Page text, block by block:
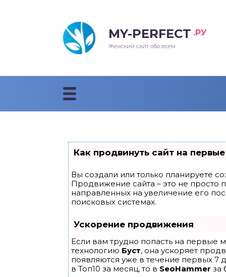
MY-PERFECT .РУ
Женский сайт обо всем
Как продвинуть сайт на
Вы создали или только планируете
Продвижение сайта – это не просто
направленных на увеличение его
поисковых системах.
Ускорение продвижения
Если вам трудно попасть на первые
технологию Буст, она ускоряет
появляются уже в течение первых 7
в Топ10 за месяц, то в SeoHammer за